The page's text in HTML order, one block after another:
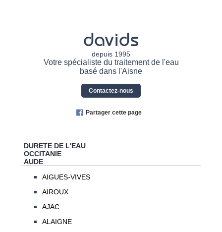
davids
depuis 1995
Votre spécialiste du traitement de l'eau
basé dans l'Aisne
Contactez-nous
Partager cette page
DURETE DE L'EAU
OCCITANIE
AUDE
AIGUES-VIVES
AIROUX
AJAC
ALAIGNE